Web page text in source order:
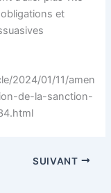
et
2024/01/11/amen
de-la-sanction-
SUIVANT